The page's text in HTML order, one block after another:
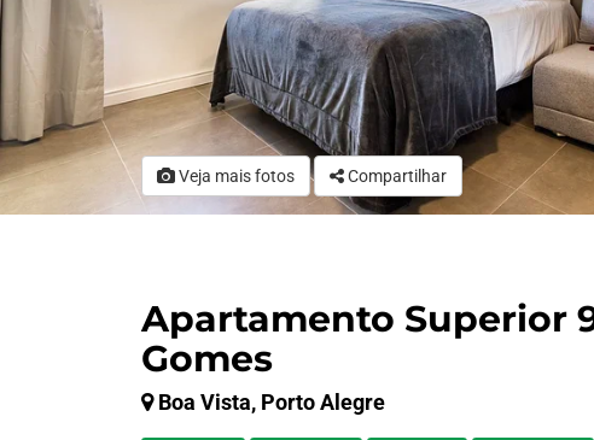
Veja mais fotos Compartilhar
Apartamento Superior
Gomes
Boa Vista, Porto Alegre